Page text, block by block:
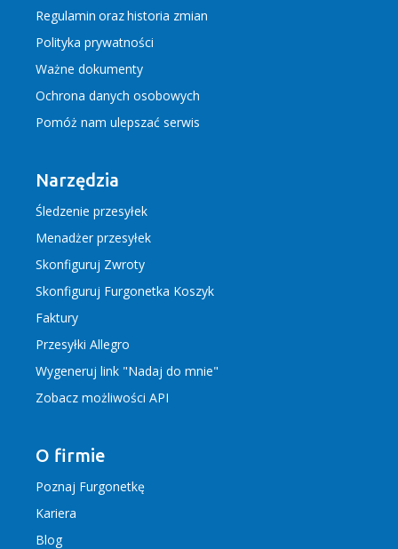
Regulamin orazhistoria zmian
Polityka prywatności
Ważne dokumenty
Ochrona danych osobowych
Pomóż nam ulepszać serwis
Narzędzia
Śledzenie przesyłek
Menadżer przesyłek
Skonfiguruj Zwroty
Skonfiguruj Furgonetka Koszyk
Faktury
Przesyłki Allegro
Wygeneruj link "Nadaj do mnie"
Zobacz możliwości API
O firmie
Poznaj Furgonetkę
Kariera
Blog